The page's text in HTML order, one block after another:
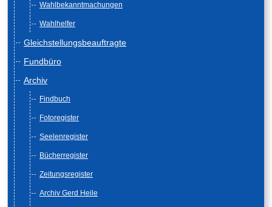
Wahlbekanntmachungen
Wahlhelfer
Gleichstellungsbeauftragte
Fundbüro
Archiv
Findbuch
Fotoregister
Seelenregister
Bücherregister
Zeitungsregister
Archiv Gerd Heile